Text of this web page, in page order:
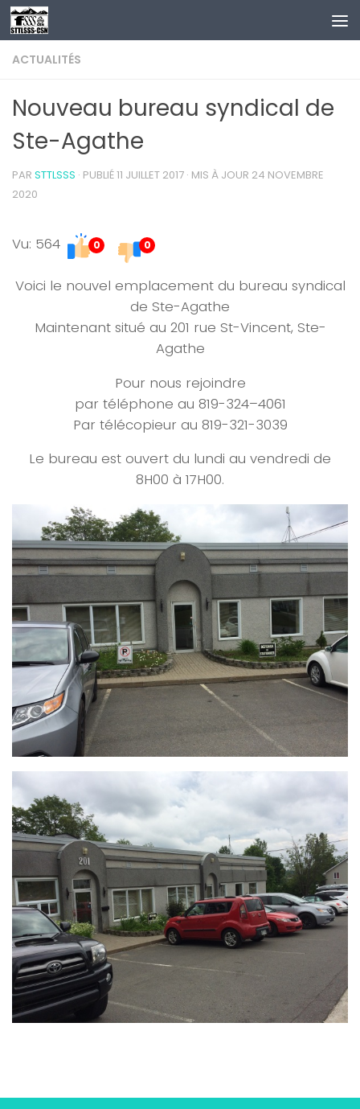
Au dessous du contenu
ACTUALITÉS
Nouveau bureau syndical de
Ste-Agathe
PAR STTLSSS · PUBLIÉ11 JUILLET 2017 · MIS À JOUR 24 NOVEMBRE
2020
Vu: 564 0 0
Voici le nouvel emplacement du bureau syndical
de Ste-Agathe
Maintenant situé au 201 rue St-Vincent, Ste-
Agathe
Pour nous rejoindre
par téléphone au 819-324–4061
Par télécopieur au 819-321-3039
Le bureau est ouvert du lundi au vendredi de
8H00 à 17H00.